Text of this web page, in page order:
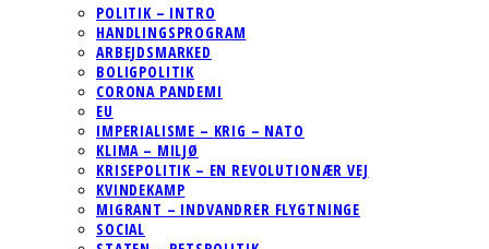
POLITIK – INTRO
HANDLINGSPROGRAM
ARBEJDSMARKED
BOLIGPOLITIK
CORONA PANDEMI
EU
IMPERIALISME – KRIG – NATO
KLIMA – MILJØ
KRISEPOLITIK – EN REVOLUTIONÆR VEJ
KVINDEKAMP
MIGRANT – INDVANDRER FLYGTNINGE
SOCIAL